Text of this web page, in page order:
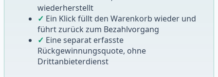
wiederherstellt
✓ Ein Klick füllt den Warenkorb wieder und
führt zurück zum Bezahlvorgang
✓ Eine separat erfasste
Rückgewinnungsquote, ohne
Drittanbieterdienst